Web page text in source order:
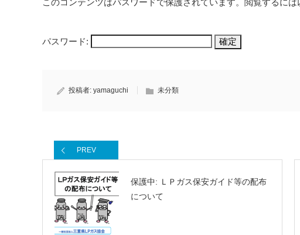
このコンテンツはパスワードで保護されています。閲覧するには
パスワード:
投稿者: yamaguchi 未分類
PREV
保護中: ＬＰガス保安ガイド等の配布
について